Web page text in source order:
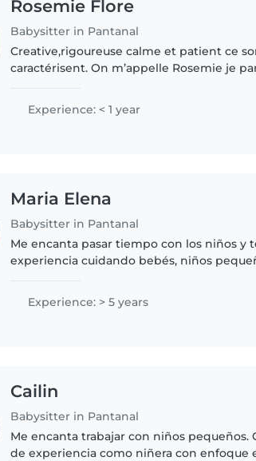
Rosemie Flore
Babysitter in Pantanal
Creative,rigoureuse calme et patient ce
caractérisent. On m’appelle Rosemie je
nature. Pour..
Experience: < 1 year
Maria Elena
Babysitter in Pantanal
Me encanta pasar tiempo con los niños y
experiencia cuidando bebés, niños
que disfruta de actividades..
Experience: > 5 years
Cailin
Babysitter in Pantanal
Me encanta trabajar con niños pequeños.
de experiencia como niñera con enfoque